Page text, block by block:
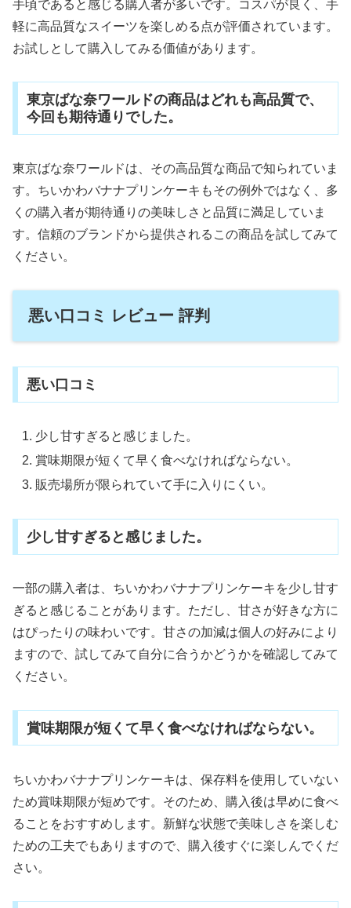
手頃であると感じる購入者が多いです。コスパが良く、手
軽に高品質なスイーツを楽しめる点が評価されています。
お試しとして購入してみる価値があります。
東京ばな奈ワールドの商品はどれも高品質で、
今回も期待通りでした。
東京ばな奈ワールドは、その高品質な商品で知られていま
す。ちいかわバナナプリンケーキもその例外ではなく、多
くの購入者が期待通りの美味しさと品質に満足していま
す。信頼のブランドから提供されるこの商品を試してみて
ください。
悪い口コミ レビュー 評判
悪い口コミ
少し甘すぎると感じました。
賞味期限が短くて早く食べなければならない。
販売場所が限られていて手に入りにくい。
少し甘すぎると感じました。
一部の購入者は、ちいかわバナナプリンケーキを少し甘す
ぎると感じることがあります。ただし、甘さが好きな方に
はぴったりの味わいです。甘さの加減は個人の好みにより
ますので、試してみて自分に合うかどうかを確認してみて
ください。
賞味期限が短くて早く食べなければならない。
ちいかわバナナプリンケーキは、保存料を使用していない
ため賞味期限が短めです。そのため、購入後は早めに食べ
ることをおすすめします。新鮮な状態で美味しさを楽しむ
ための工夫でもありますので、購入後すぐに楽しんでくだ
さい。